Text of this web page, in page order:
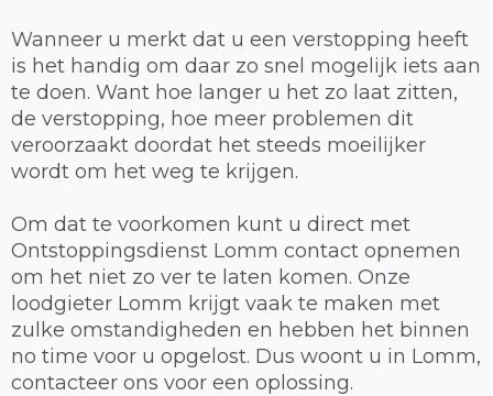
Wanneer u merkt dat u een verstopping heeft
is het handig om daar zo snel mogelijk iets aan
te doen. Want hoe langer u het zo laat zitten,
de verstopping, hoe meer problemen dit
veroorzaakt doordat het steeds moeilijker
wordt om het weg te krijgen.
Om dat te voorkomen kunt u direct met
Ontstoppingsdienst Lomm contact opnemen
om het niet zo ver te laten komen. Onze
loodgieter Lomm krijgt vaak te maken met
zulke omstandigheden en hebben het binnen
no time voor u opgelost. Dus woont u in Lomm,
contacteer ons voor een oplossing.